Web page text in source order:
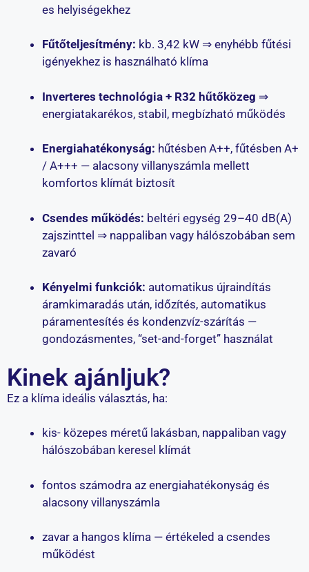
es helyiségekhez
Fűtőteljesítmény: kb. 3,42 kW ⇒ enyhébb fűtési
igényekhez is használható klíma
Inverteres technológia + R32 hűtőközeg ⇒
energiatakarékos, stabil, megbízható működés
Energiahatékonyság: hűtésben A++, fűtésben A+
/ A+++ — alacsony villanyszámla mellett
komfortos klímát biztosít
Csendes működés: beltéri egység 29–40 dB(A)
zajszinttel ⇒ nappaliban vagy hálószobában sem
zavaró
Kényelmi funkciók: automatikus újraindítás
áramkimaradás után, időzítés, automatikus
páramentesítés és kondenzvíz-szárítás —
gondozásmentes, “set-and-forget” használat
Kinek ajánljuk?
Ez a klíma ideális választás, ha:
kis- közepes méretű lakásban, nappaliban vagy
hálószobában keresel klímát
fontos számodra az energiahatékonyság és
alacsony villanyszámla
zavar a hangos klíma — értékeled a csendes
működést